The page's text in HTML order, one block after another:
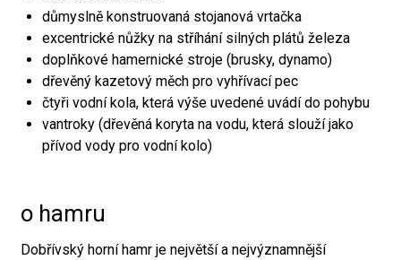
důmyslně konstruovaná stojanová vrtačka
excentrické nůžky na stříhání silných plátů železa
doplňkové hamernické stroje (brusky, dynamo)
dřevěný kazetový měch pro vyhřívací pec
čtyři vodní kola, která výše uvedené uvádí do pohybu
vantroky (dřevěná koryta na vodu, která slouží jako
přívod vody pro vodní kolo)
o hamru
Dobřívský horní hamr je největší a nejvýznamnější